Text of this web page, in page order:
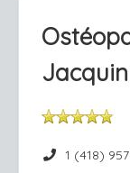
1 (418)